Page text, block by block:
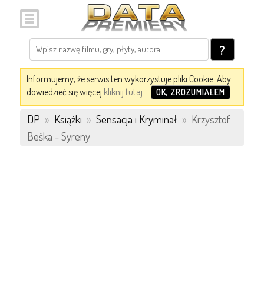
?
Informujemy, że serwis ten wykorzystuje pliki Cookie. Aby
dowiedzieć się więcej kliknij tutaj. OK, ZROZUMIAŁEM
DP » Książki » Sensacja i Kryminał » Krzysztof
Beśka - Syreny